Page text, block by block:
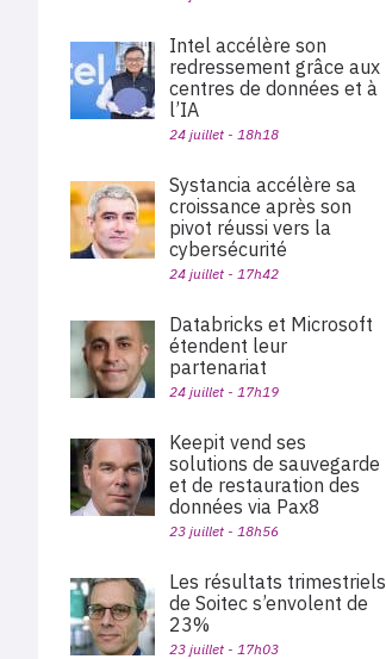
Intel accélère son
redressement grâce aux
centres de données et à
l’IA
24 juillet - 18h18
Systancia accélère sa
croissance après son
pivot réussi vers la
cybersécurité
24 juillet - 17h42
Databricks et Microsoft
étendent leur
partenariat
24 juillet - 17h19
Keepit vend ses
solutions de sauvegarde
et de restauration des
données via Pax8
23 juillet - 18h56
Les résultats trimestriels
de Soitec s’envolent de
23%
23 juillet - 17h03